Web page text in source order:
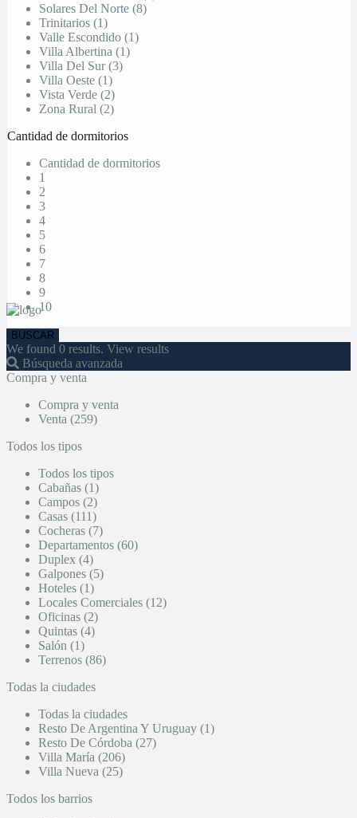
Solares Del Norte (8)
Trinitarios (1)
Valle Escondido (1)
Villa Albertina (1)
Villa Del Sur (3)
Villa Oeste (1)
Vista Verde (2)
Zona Rural (2)
Cantidad de dormitorios
Cantidad de dormitorios
1
2
3
4
5
6
7
8
9
10
We found 0 results. View results
Búsqueda avanzada
Compra y venta
Compra y venta
Venta (259)
Todos los tipos
Todos los tipos
Cabañas (1)
Campos (2)
Casas (111)
Cocheras (7)
Departamentos (60)
Duplex (4)
Galpones (5)
Hoteles (1)
Locales Comerciales (12)
Oficinas (2)
Quintas (4)
Salón (1)
Terrenos (86)
Todas la ciudades
Todas la ciudades
Resto De Argentina Y Uruguay (1)
Resto De Córdoba (27)
Villa María (206)
Villa Nueva (25)
Todos los barrios